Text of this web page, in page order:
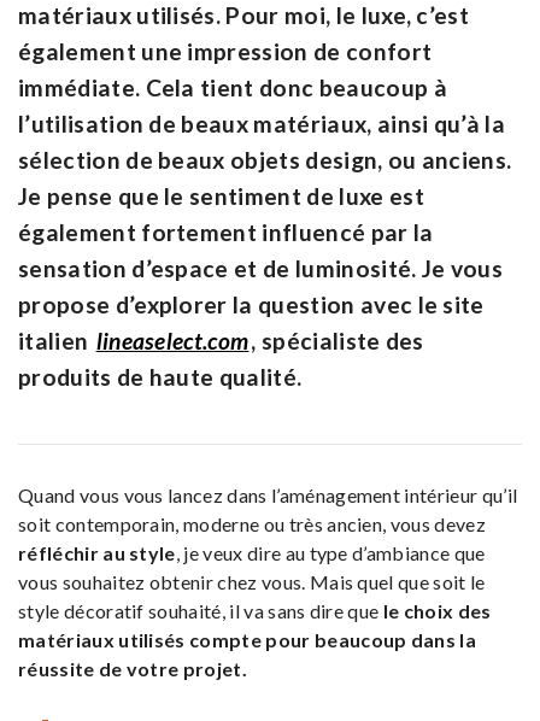
matériaux utilisés. Pour moi, le luxe, c’est
également une impression de confort
immédiate. Cela tient donc beaucoup à
l’utilisation de beaux matériaux, ainsi qu’à la
sélection de beaux objets design, ou anciens.
Je pense que le sentiment de luxe est
également fortement influencé par la
sensation d’espace et de luminosité. Je vous
propose d’explorer la question avec le site
italien lineaselect.com, spécialiste des
produits de haute qualité.
Quand vous vous lancez dans l’aménagement intérieur qu’il
soit contemporain, moderne ou très ancien, vous devez
réfléchir au style, je veux dire au type d’ambiance que
vous souhaitez obtenir chez vous. Mais quel que soit le
style décoratif souhaité, il va sans dire que le choix des
matériaux utilisés compte pour beaucoup dans la
réussite de votre projet.